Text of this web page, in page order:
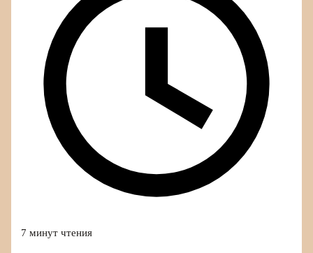
7 минут чтения